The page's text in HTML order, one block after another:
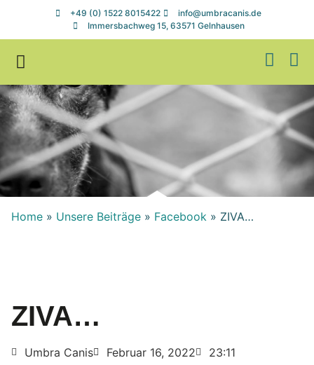
+49 (0) 1522 8015422
info@umbracanis.de
Immersbachweg 15, 63571 Gelnhausen
Home » Unsere Beiträge » Facebook » ZIVA…
ZIVA…
Umbra Canis Februar 16, 2022 23:11